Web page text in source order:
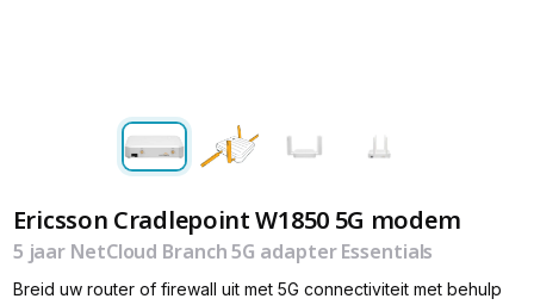
Ericsson Cradlepoint W1850 5G modem
5 jaar NetCloud Branch 5G adapter Essentials
Breid uw router of firewall uit met 5G connectiviteit met behulp